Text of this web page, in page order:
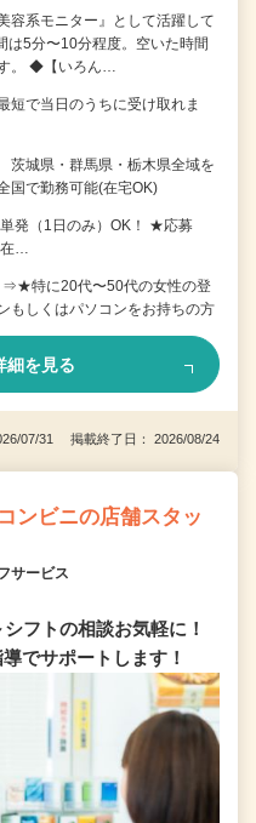
容系モニター』として活躍して
は5分〜10分程度。空いた時間
。 ◆【いろん…
で当日のうちに受け取れま
城県・群馬県・栃木県全域を
国で勤務可能(在宅OK)
発（1日のみ）OK！ ★応募
在…
⇒★特に20代〜50代の女性の登
しくはパソコンをお持ちの方
細を見る
07/31 掲載終了日： 2026/08/24
ンビニの店舗スタッ
サービス
フトの相談お気軽に！
でサポートします！